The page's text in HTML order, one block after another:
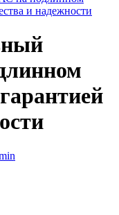
и надежности